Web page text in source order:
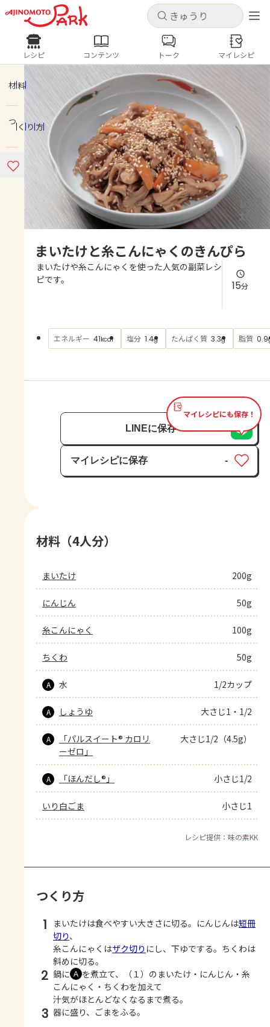
キャンセル
ログインするとレシピを保存できます
ログイン 新規登録
コンテンツ
レシピ
よくあるお問い合わせ
AJINOMOTO PARK とは
キャンセル
レシピ コンテンツ
人気の食材・レシピ
なす トマト
とうもろこし
ピーマン
みょうが ゴーヤ
レシピ コンテンツ トーク マイレシピ
材料
つくり方
まいたけと糸こんにゃくのきんぴら
まいたけや糸こんにゃくを使った人気の副菜レシ
ピです。
15分
エネルギー 41kcal 塩分 1.4g たんぱく質 3.3g 脂質 0.9
マイレシピにも保存！
LINEに保存
マイレシピに保存
保存済み
-
材料（4人分）
まいたけ 200g
にんじん 50g
糸こんにゃく 100g
ちくわ 50g
A 水 1/2カップ
A しょうゆ 大さじ1・1/2
A
「パルスイート® カロリ
ーゼロ」
大さじ1/2（4.5g）
A 「ほんだし®」 小さじ1/2
いり白ごま 小さじ1
レシピ提供：味の素KK
つくり方
1 まいたけは食べやすい大きさに切る。にんじんは短冊
切り、
糸こんにゃくはザク切り にし、下ゆでする。ちくわは
斜めに切る。
2 鍋に Ａ を煮立て、（１）のまいたけ・にんじん・糸
こんにゃく・ちくわを加えて
汁気がほとんどなくなるまで煮る。
3 器に盛り、ごまをふる。